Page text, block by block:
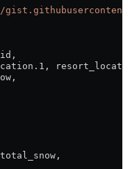
,
. 1 ,
resort_location
,
total_snow,